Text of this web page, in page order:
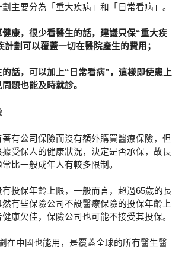
主要分為「重大疾病」和「日常看病」。
康，很少看醫生的話，建議只保“重大疾
劃可以覆蓋一切在醫院產生的費用；
話，可以加上“日常看病”，這樣即使患上
題也能及時就診。
有公司保險而沒有額外購買醫療保險，但
受保人的健康狀況，決定是否承保，故長
比一般成年人有較多限制。
投保年齡上限，一般而言，超過65歲的長
有些保險公司不設醫療保險的投保年齡上
康欠佳，保險公司也可能不接受其投保。
在中國也能用，是覆蓋全球的所有醫生醫